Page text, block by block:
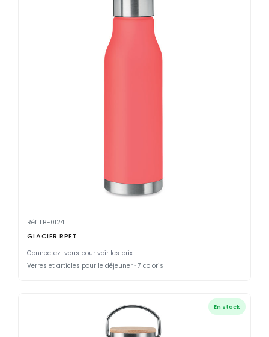
Réf. LB-01241
GLACIER RPET
Connectez-vous pour voir les prix
Verres et articles pour le déjeuner · 7 coloris
En stock